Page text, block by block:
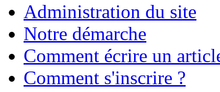
Administration du site
Notre démarche
Comment écrire un
Comment s'inscrire ?